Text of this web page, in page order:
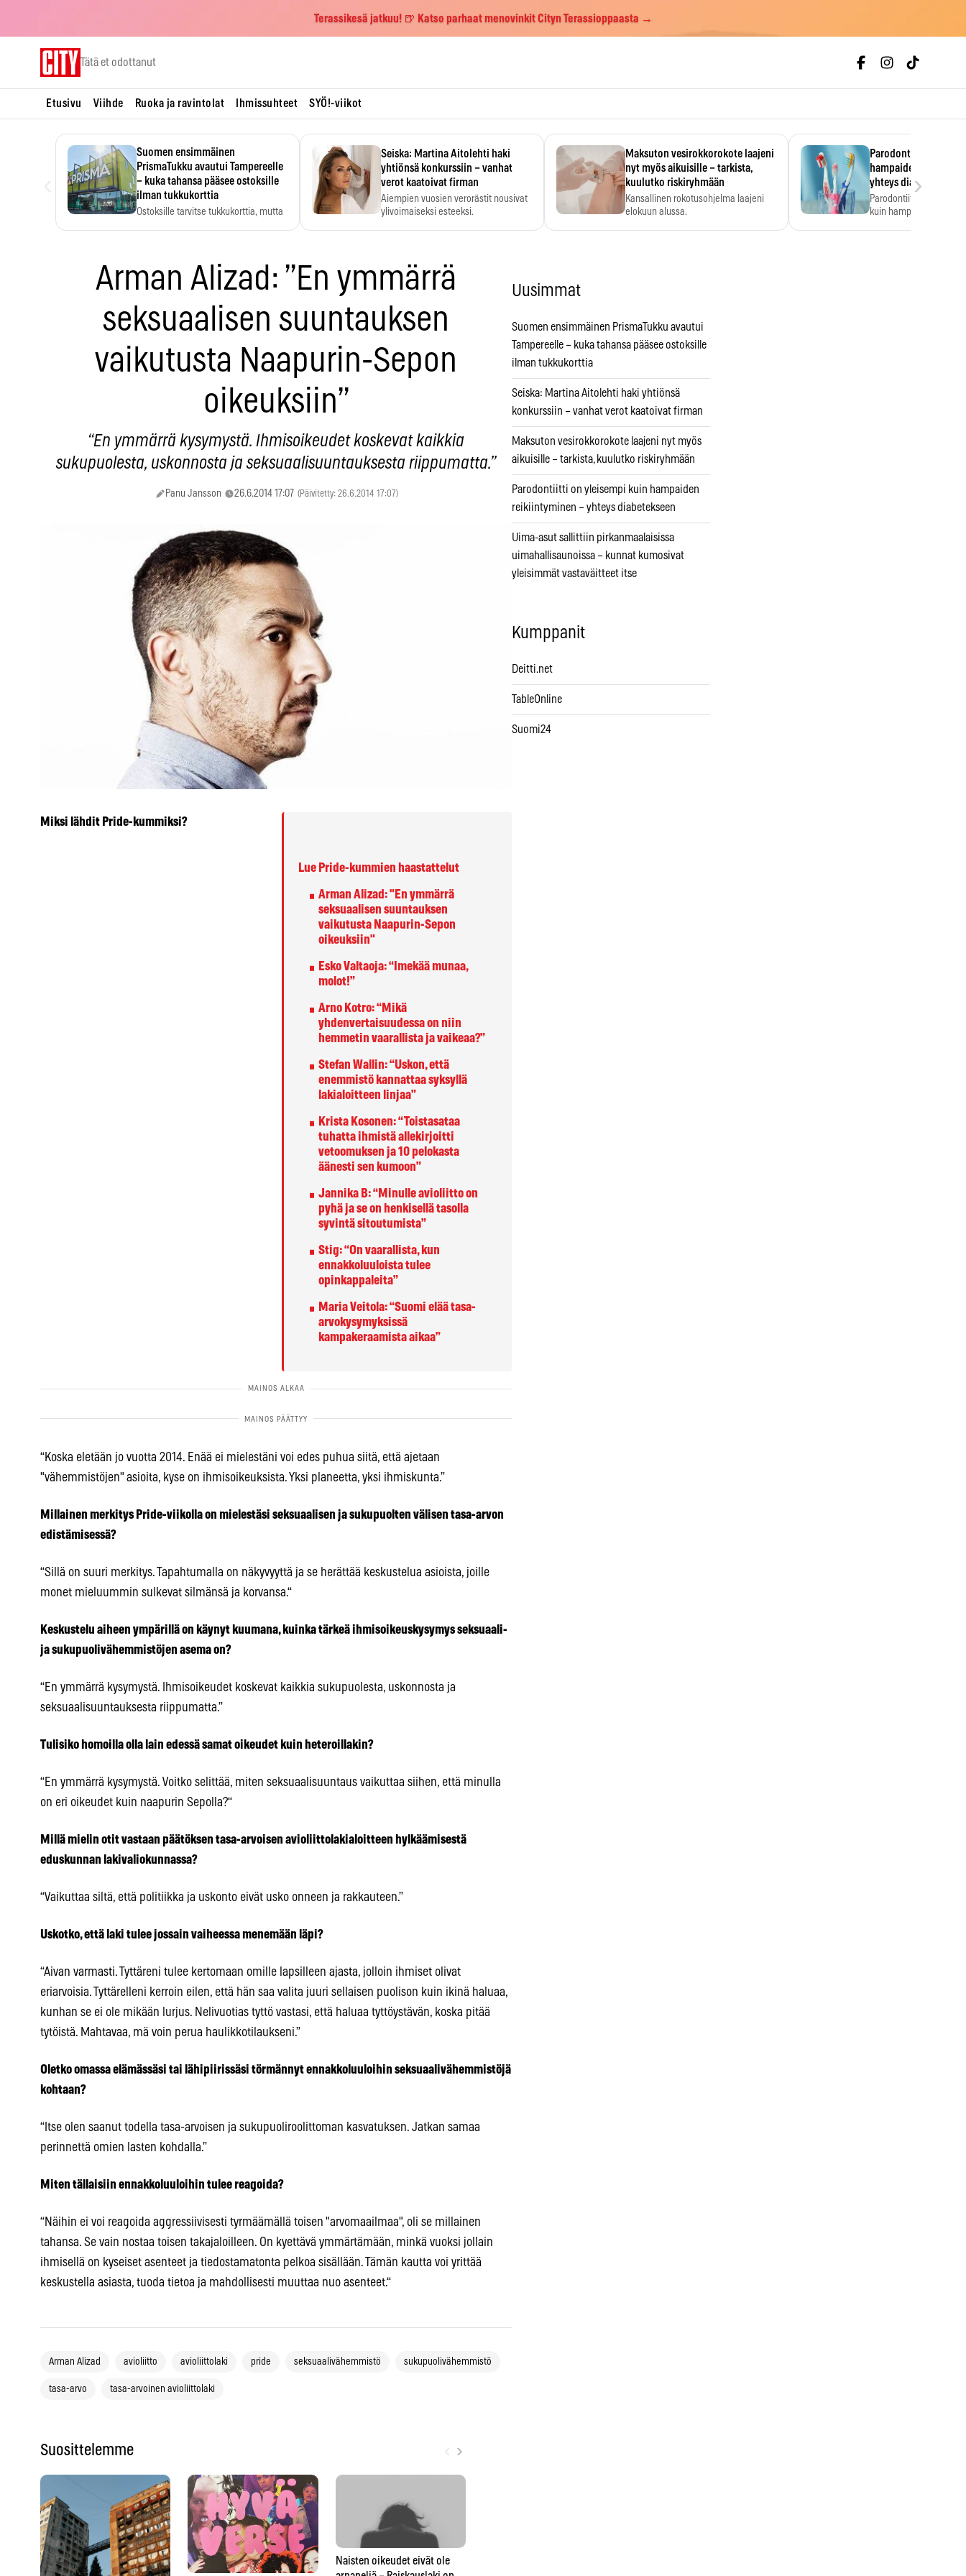
Terassikesä jatkuu! 🍺 Katso parhaat menovinkit Cityn Terassioppaasta →
Tätä et odottanut
Etusivu Viihde Ruoka ja ravintolat Ihmissuhteet SYÖ!-viikot
Suomen ensimmäinen
PrismaTukku avautui Tampereelle
– kuka tahansa pääsee ostoksille
ilman tukkukorttia
Ostoksille tarvitse tukkukorttia, mutta
Seiska: Martina Aitolehti haki
yhtiönsä konkurssiin – vanhat
verot kaatoivat firman
Aiempien vuosien verorästit nousivat
ylivoimaiseksi esteeksi.
Maksuton vesirokkorokote laajeni
nyt myös aikuisille – tarkista,
kuulutko riskiryhmään
Kansallinen rokotusohjelma laajeni
elokuun alussa.
Parodontiitti on
hampaiden
yhteys diabetekseen
Parodontiitti on
kuin hampaiden
›
Arman Alizad: ”En ymmärrä
seksuaalisen suuntauksen
vaikutusta Naapurin-Sepon
oikeuksiin”
“En ymmärrä kysymystä. Ihmisoikeudet koskevat kaikkia
sukupuolesta, uskonnosta ja seksuaalisuuntauksesta riippumatta.”
Panu Jansson 26.6.2014 17:07 (Päivitetty: 26.6.2014 17:07)
Lue Pride-kummien haastattelut
Arman Alizad:"En ymmärrä
seksuaalisen suuntauksen
vaikutusta Naapurin-Sepon
oikeuksiin"
Esko Valtaoja:“Imekää munaa,
molot!”
Arno Kotro:“Mikä
yhdenvertaisuudessa on niin
hemmetin vaarallista ja vaikeaa?”
Stefan Wallin:“Uskon, että
enemmistö kannattaa syksyllä
lakialoitteen linjaa”
Krista Kosonen:“Toistasataa
tuhatta ihmistä allekirjoitti
vetoomuksen ja 10 pelokasta
äänesti sen kumoon”
Jannika B:“Minulle avioliitto on
pyhä ja se on henkisellä tasolla
syvintä sitoutumista”
Stig:“On vaarallista, kun
ennakkoluuloista tulee
opinkappaleita”
Maria Veitola:“Suomi elää tasa-
arvokysymyksissä
kampakeraamista aikaa”
Miksi lähdit Pride-kummiksi?
“Koska eletään jo vuotta 2014. Enää ei mielestäni voi edes puhua siitä, että ajetaan
"vähemmistöjen" asioita, kyse on ihmisoikeuksista. Yksi planeetta, yksi ihmiskunta.”
Millainen merkitys Pride-viikolla on mielestäsi seksuaalisen ja sukupuolten välisen tasa-arvon
edistämisessä?
“Sillä on suuri merkitys. Tapahtumalla on näkyvyyttä ja se herättää keskustelua asioista, joille
monet mieluummin sulkevat silmänsä ja korvansa.“
Keskustelu aiheen ympärillä on käynyt kuumana, kuinka tärkeä ihmisoikeuskysymys seksuaali-
ja sukupuolivähemmistöjen asema on?
“En ymmärrä kysymystä. Ihmisoikeudet koskevat kaikkia sukupuolesta, uskonnosta ja
seksuaalisuuntauksesta riippumatta.”
Tulisiko homoilla olla lain edessä samat oikeudet kuin heteroillakin?
“En ymmärrä kysymystä. Voitko selittää, miten seksuaalisuuntaus vaikuttaa siihen, että minulla
on eri oikeudet kuin naapurin Sepolla?“
Millä mielin otit vastaan päätöksen tasa-arvoisen avioliittolakialoitteen hylkäämisestä
eduskunnan lakivaliokunnassa?
“Vaikuttaa siltä, että politiikka ja uskonto eivät usko onneen ja rakkauteen.”
Uskotko, että laki tulee jossain vaiheessa menemään läpi?
“Aivan varmasti. Tyttäreni tulee kertomaan omille lapsilleen ajasta, jolloin ihmiset olivat
eriarvoisia. Tyttärelleni kerroin eilen, että hän saa valita juuri sellaisen puolison kuin ikinä haluaa,
kunhan se ei ole mikään lurjus. Nelivuotias tyttö vastasi, että haluaa tyttöystävän, koska pitää
tytöistä. Mahtavaa, mä voin perua haulikkotilaukseni.”
Oletko omassa elämässäsi tai lähipiirissäsi törmännyt ennakkoluuloihin seksuaalivähemmistöjä
kohtaan?
“Itse olen saanut todella tasa-arvoisen ja sukupuoliroolittoman kasvatuksen. Jatkan samaa
perinnettä omien lasten kohdalla.”
Miten tällaisiin ennakkoluuloihin tulee reagoida?
“Näihin ei voi reagoida aggressiivisesti tyrmäämällä toisen "arvomaailmaa", oli se millainen
tahansa. Se vain nostaa toisen takajaloilleen. On kyettävä ymmärtämään, minkä vuoksi jollain
ihmisellä on kyseiset asenteet ja tiedostamatonta pelkoa sisällään. Tämän kautta voi yrittää
keskustella asiasta, tuoda tietoa ja mahdollisesti muuttaa nuo asenteet.“
Arman Alizad avioliitto avioliittolaki pride seksuaalivähemmistö sukupuolivähemmistö
tasa-arvo tasa-arvoinen avioliittolaki
Suosittelemme ›
Naisten oikeudet eivät ole
Uusimmat
Suomen ensimmäinen PrismaTukku avautui
Tampereelle – kuka tahansa pääsee ostoksille
ilman tukkukorttia
Seiska: Martina Aitolehti haki yhtiönsä
konkurssiin – vanhat verot kaatoivat firman
Maksuton vesirokkorokote laajeni nyt myös
aikuisille – tarkista, kuulutko riskiryhmään
Parodontiitti on yleisempi kuin hampaiden
reikiintyminen – yhteys diabetekseen
Uima-asut sallittiin pirkanmaalaisissa
uimahallisaunoissa – kunnat kumosivat
yleisimmät vastaväitteet itse
Kumppanit
Deitti.net
TableOnline
Suomi24